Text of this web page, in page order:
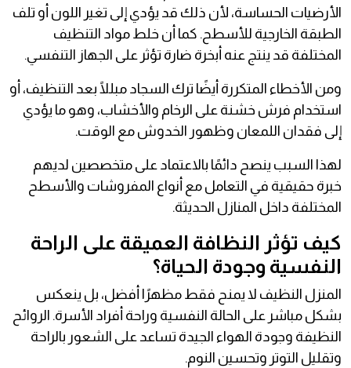
الأرضيات الحساسة، لأن ذلك قد يؤدي إلى تغير اللون أو تلف
الطبقة الخارجية للأسطح. كما أن خلط مواد التنظيف
المختلفة قد ينتج عنه أبخرة ضارة تؤثر على الجهاز التنفسي.
ومن الأخطاء المتكررة أيضًا ترك السجاد مبللًا بعد التنظيف، أو
استخدام فرش خشنة على الرخام والأخشاب، وهو ما يؤدي
إلى فقدان اللمعان وظهور الخدوش مع الوقت.
لهذا السبب ينصح دائمًا بالاعتماد على متخصصين لديهم
خبرة حقيقية في التعامل مع أنواع المفروشات والأسطح
المختلفة داخل المنازل الحديثة.
كيف تؤثر النظافة العميقة على الراحة
النفسية وجودة الحياة؟
المنزل النظيف لا يمنح فقط مظهرًا أفضل، بل ينعكس
بشكل مباشر على الحالة النفسية وراحة أفراد الأسرة. الروائح
النظيفة وجودة الهواء الجيدة تساعد على الشعور بالراحة
وتقليل التوتر وتحسين النوم.